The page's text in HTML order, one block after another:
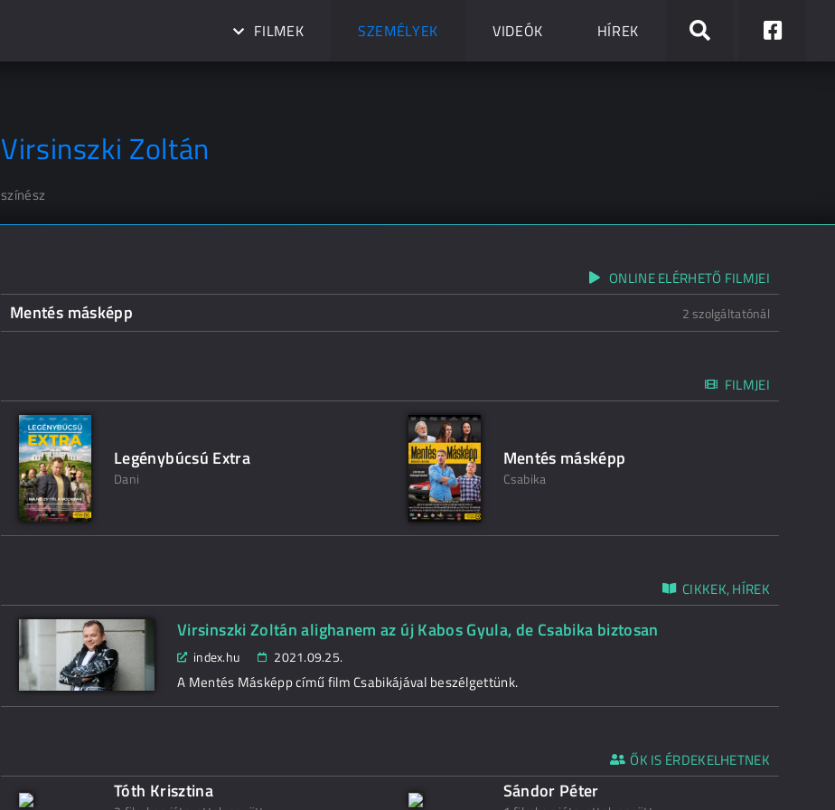
FILMEK SZEMÉLYEK VIDEÓK HÍREK
Virsinszki Zoltán
színész
ONLINE ELÉRHETŐ FILMJEI
Mentés másképp 2 szolgáltatónál
FILMJEI
Legénybúcsú Extra
Dani
Mentés másképp
Csabika
CIKKEK, HÍREK
Virsinszki Zoltán alighanem az új Kabos Gyula, de Csabika biztosan
index.hu 2021.09.25.
A Mentés Másképp című film Csabikájával beszélgettünk.
ŐK IS ÉRDEKELHETNEK
Tóth Krisztina Sándor Péter